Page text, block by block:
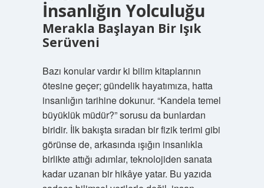
İnsanlığın Yolculuğu
Merakla Başlayan Bir Işık
Serüveni
Bazı konular vardır ki bilim kitaplarının
ötesine geçer; gündelik hayatımıza, hatta
insanlığın tarihine dokunur. “Kandela temel
büyüklük müdür?” sorusu da bunlardan
biridir. İlk bakışta sıradan bir fizik terimi gibi
görünse de, arkasında ışığın insanlıkla
birlikte attığı adımlar, teknolojiden sanata
kadar uzanan bir hikâye yatar. Bu yazıda